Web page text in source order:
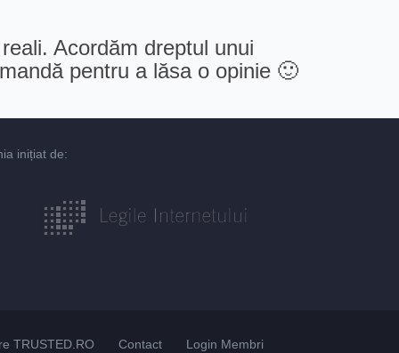
Acordăm dreptul unui
pentru a lăsa o opinie 🙂
inițiat de:
TRUSTED.RO Contact Login Membri